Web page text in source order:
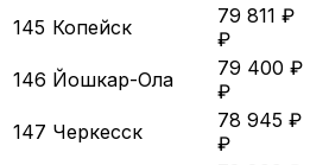
145 Копейск
79 811 ₽
₽
146 Йошкар-Ола
79 400 ₽
₽
147 Черкесск
78 945 ₽
₽